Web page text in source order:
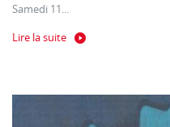
Samedi 11...
Lire la suite